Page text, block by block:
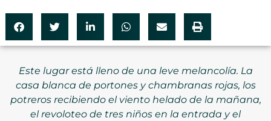
Este lugar está lleno de una leve melancolía. La
casa blanca de portones y chambranas rojas, los
potreros recibiendo el viento helado de la mañana,
el revoloteo de tres niños en la entrada y el